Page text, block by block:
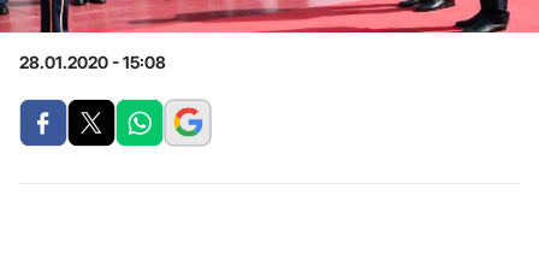
28.01.2020 - 15:08